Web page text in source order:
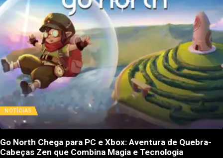
NOTÍCIAS
Go North Chega para PC e Xbox: Aventura de Quebra-
Cabeças Zen que Combina Magia e Tecnologia